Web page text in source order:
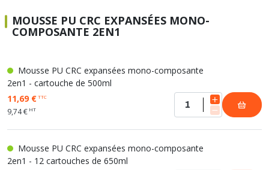
MOUSSE PU CRC EXPANSÉES MONO-
COMPOSANTE 2EN1
Mousse PU CRC expansées mono-composante
2en1 - cartouche de 500ml
11,69 €TTC
9,74 € HT
Mousse PU CRC expansées mono-composante
2en1 - 12 cartouches de 650ml